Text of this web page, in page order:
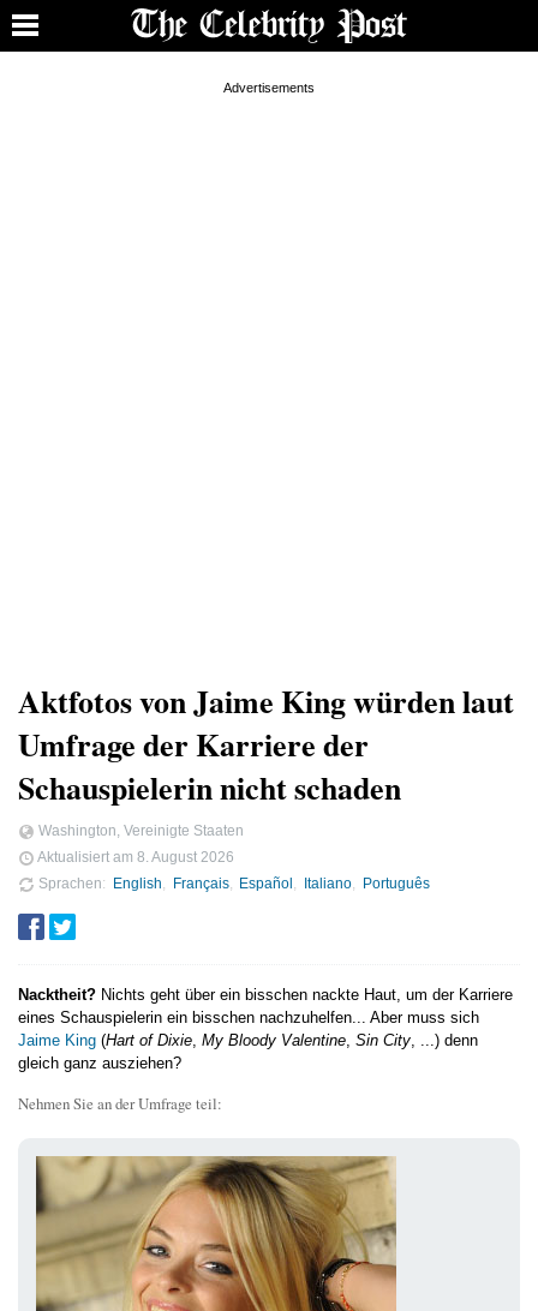
Aktfotos von Jaime King würden laut
Umfrage der Karriere der
Schauspielerin nicht schaden
Washington, Vereinigte Staaten
Aktualisiert am 8. August 2026
Sprachen
English Français Español Italiano Português
Nacktheit? Nichts geht über ein bisschen nackte Haut, um der Karriere
eines Schauspielerin ein bisschen nachzuhelfen... Aber muss sich
Jaime King (Hart of Dixie, My Bloody Valentine, Sin City, ...) denn
gleich ganz ausziehen?
Nehmen Sie an der Umfrage teil: